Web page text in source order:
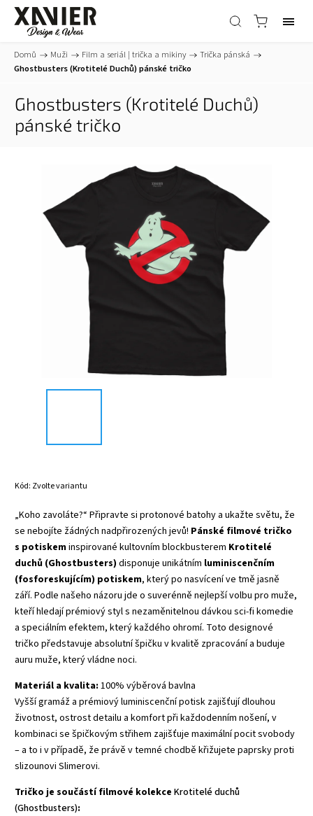
Domů / Muži / Film a seriál | trička a mikiny / Trička pánská /
Ghostbusters (Krotitelé Duchů) pánské tričko
Ghostbusters (Krotitelé Duchů)
pánské tričko
Kód: Zvolte variantu
„Koho zavoláte?“ Připravte si protonové batohy a ukažte světu, že
se nebojíte žádných nadpřirozených jevů! Pánské filmové tričko
s potiskeminspirované kultovním blockbusterem Krotitelé
duchů (Ghostbusters) disponuje unikátním luminiscenčním
(fosforeskujícím) potiskem, který po nasvícení ve tmě jasně
září. Podle našeho názoru jde o suverénně nejlepší volbu pro muže,
kteří hledají prémiový styl s nezaměnitelnou dávkou sci-fi komedie
a speciálním efektem, který každého ohromí. Toto designové
tričko představuje absolutní špičku v kvalitě zpracování a buduje
auru muže, který vládne noci.
Materiál a kvalita: 100% výběrová bavlna
Vyšší gramáž a prémiový luminiscenční potisk zajišťují dlouhou
životnost, ostrost detailu a komfort při každodenním nošení, v
kombinaci se špičkovým střihem zajišťuje maximální pocit svobody
– a to i v případě, že právě v temné chodbě křižujete paprsky proti
slizounovi Slimerovi.
Tričko je součástí filmové kolekce Krotitelé duchů
(Ghostbusters):